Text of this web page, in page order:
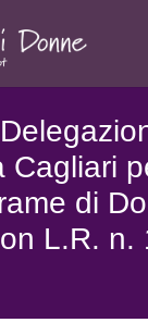
Cagliari
di
L.R. n.